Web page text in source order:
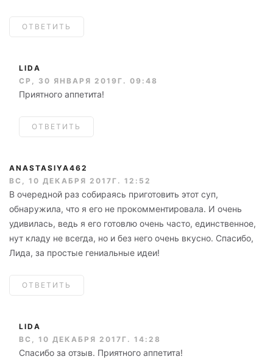
ОТВЕТИТЬ
LIDA
СР, 30 ЯНВАРЯ 2019Г. 09:48
Приятного аппетита!
ОТВЕТИТЬ
ANASTASIYA462
ВС, 10 ДЕКАБРЯ 2017Г. 12:52
В очередной раз собираясь приготовить этот суп,
обнаружила, что я его не прокомментировала. И очень
удивилась, ведь я его готовлю очень часто, единственное,
нут кладу не всегда, но и без него очень вкусно. Спасибо,
Лида, за простые гениальные идеи!
ОТВЕТИТЬ
LIDA
ВС, 10 ДЕКАБРЯ 2017Г. 14:28
Спасибо за отзыв. Приятного аппетита!